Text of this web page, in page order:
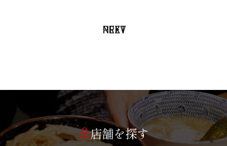
PREV
NEXT
店舗を探す